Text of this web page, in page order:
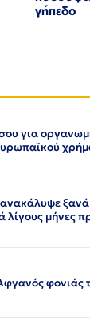
γήπεδο
για
ξανά
λίγους μήνες
φονιάς